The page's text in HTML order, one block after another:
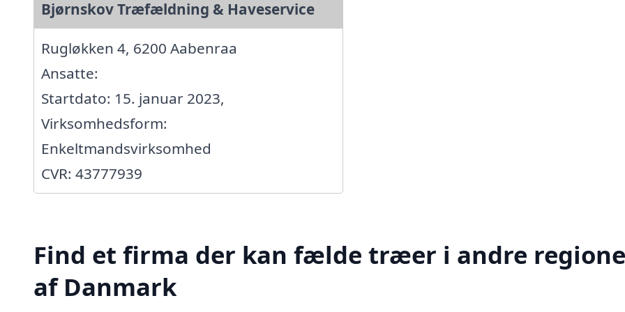
Bjørnskov Træfældning & Haveservice
Rugløkken 4, 6200 Aabenraa
Ansatte:
Startdato: 15. januar 2023,
Virksomhedsform:
Enkeltmandsvirksomhed
CVR: 43777939
Find et firma der kan fælde træer i andre
af Danmark